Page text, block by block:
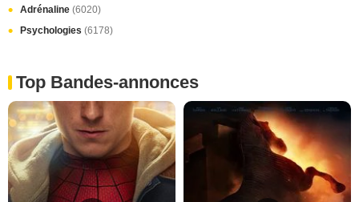
Adrénaline (6020)
Psychologies (6178)
Top Bandes-annonces